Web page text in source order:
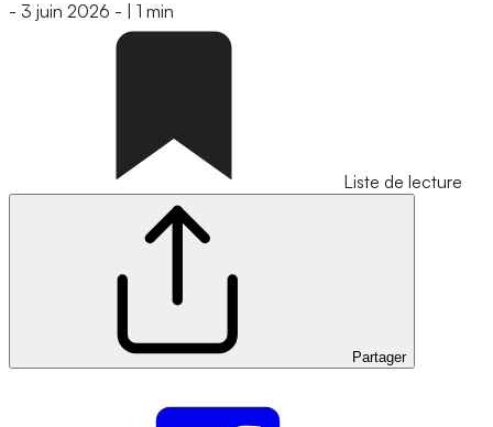
- 3 juin 2026 - 1 min
Liste de lecture
Partager